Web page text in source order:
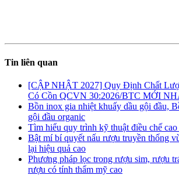
Tin liên quan
[CẬP NHẬT 2027] Quy Định Chất
Có Cồn QCVN 30:2026/BTC MỚI
Bồn inox gia nhiệt khuấy dầu gội đầu,
gội đầu organic
Tìm hiểu quy trình kỹ thuật điều chế
Bật mí bí quyết nấu rượu truyền thống
lại hiệu quả cao
Phương pháp lọc trong rượu sim, rượu
rượu có tính thẩm mỹ cao